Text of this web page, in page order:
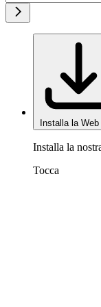
Installa la
Installa la
Tocca